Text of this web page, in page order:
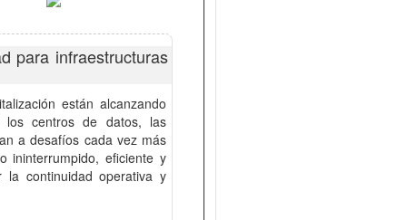
para infraestructuras
están alcanzando
los centros de datos, las
a desafíos cada vez más
ininterrumpido, eficiente y
continuidad operativa y